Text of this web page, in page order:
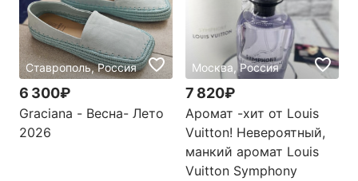
Ставрополь, Россия
6 300₽
Graciana - Весна- Лето
2026
Москва, Россия
7 820₽
Аромат -хит от Louis
Vuitton! Невероятный,
манкий аромат Louis
Vuitton Symphony